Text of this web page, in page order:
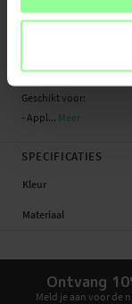
- Automatische slaap-/
- Volledige
Geschikt voor:
- Appl... Meer
SPECIFICATIES
Kleur
Materiaal
Ontvang
Meld je aan voor de